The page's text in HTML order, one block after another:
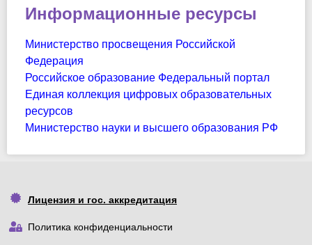
Информационные ресурсы
Министерство просвещения Российской
Федерация
Российское образование Федеральный портал
Единая коллекция цифровых образовательных
ресурсов
Министерство науки и высшего образования РФ
Лицензия и гос. аккредитация
Политика конфиденциальности